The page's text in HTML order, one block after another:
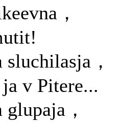
，
sluchilasja，
v Pitere...
glupaja，